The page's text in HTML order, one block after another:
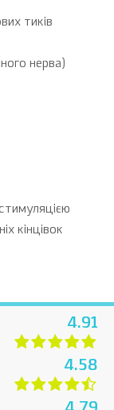
тиків
нерва)
кінцівок
4.91
4.58